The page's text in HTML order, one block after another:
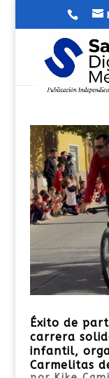
Éxito de
carrera
infantil,
Carmelitas